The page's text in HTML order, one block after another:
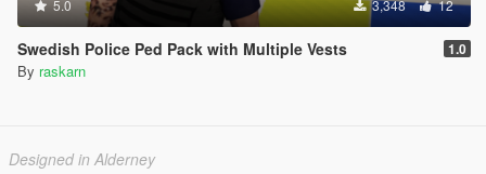
5.0 3,348 12
Swedish Police Ped Pack with Multiple Vests 1.0
By raskarn
Designed in Alderney